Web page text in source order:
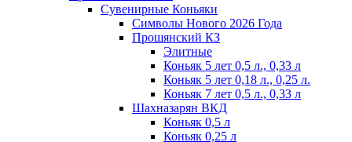
Сувенирные Коньяки
Символы Нового 2026 Года
Прошянский КЗ
Элитные
Коньяк 5 лет 0,5 л., 0,33 л
Коньяк 5 лет 0,18 л., 0,25 л.
Коньяк 7 лет 0,5 л., 0,33 л
Шахназарян ВКД
Коньяк 0,5 л
Коньяк 0,25 л